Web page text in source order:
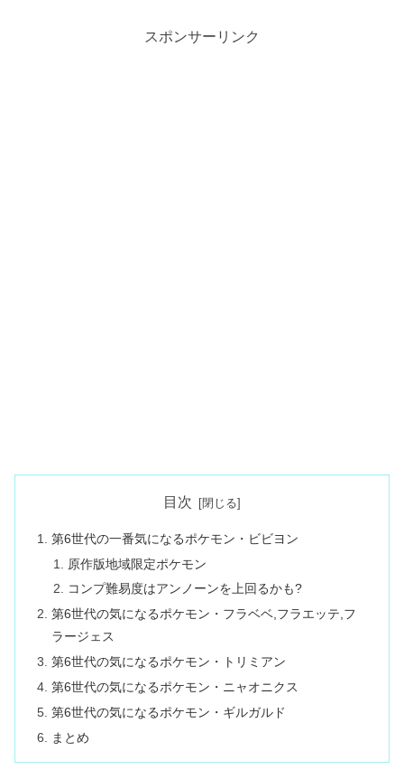
スポンサーリンク
目次
第6世代の一番気になるポケモン・ビビヨン
原作版地域限定ポケモン
コンプ難易度はアンノーンを上回るかも?
第6世代の気になるポケモン・フラベベ,フラエッテ,フ
ラージェス
第6世代の気になるポケモン・トリミアン
第6世代の気になるポケモン・ニャオニクス
第6世代の気になるポケモン・ギルガルド
まとめ